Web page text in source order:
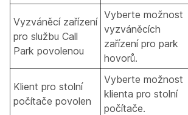
Vyzváněcí zařízení
pro službu Call
Park povolenou
Vyberte možnost
vyzváněcích
zařízení pro park
hovorů.
Klient pro stolní
počítače povolen
Vyberte možnost
klienta pro stolní
počítače.